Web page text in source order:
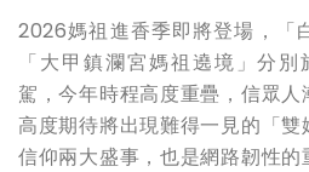
2026媽祖進香季即將登場，「
「大甲鎮瀾宮媽祖遶境」分
駕，今年時程高度重疊，信眾
高度期待將出現難得一見的「
信仰兩大盛事，也是網路韌性